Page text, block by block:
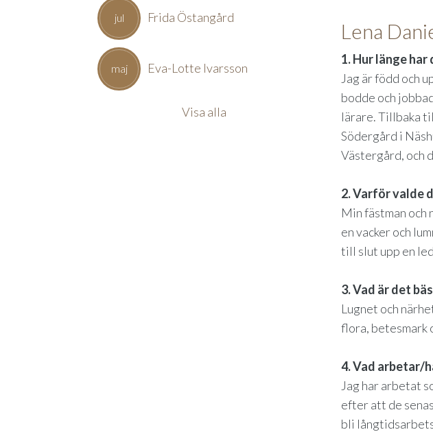
jul Frida Östangård
maj Eva-Lotte Ivarsson
Visa alla
Lena
1. Hur länge
Jag är född och
bodde och
lärare. Tillbaka
Södergård i
Västergård, och
2. Varför valde
Min fästman och
en vacker och
till slut upp en
3. Vad är det
Lugnet och
flora, betesmark
4. Vad arbetar/
Jag har arbetat
efter att de
bli